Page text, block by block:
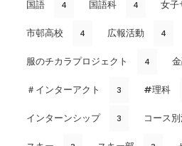
国語 4 国語科 4 女子
市邨高校 4 広報活動 4
服のチカラプロジェクト 4
＃インターアクト 3 #理科
インターンシップ 3 コース